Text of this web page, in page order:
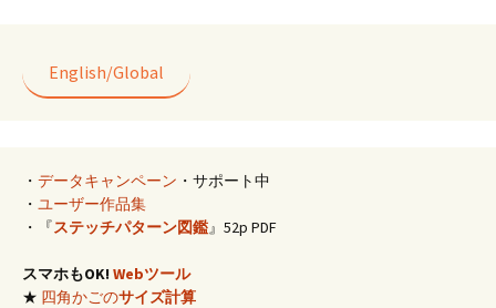
English/Global
・ データキャンペーン ・サポート中
・ ユーザー作品集
・『ステッチパターン図鑑』52p PDF
スマホもOK! Webツール
★ 四角かごのサイズ計算